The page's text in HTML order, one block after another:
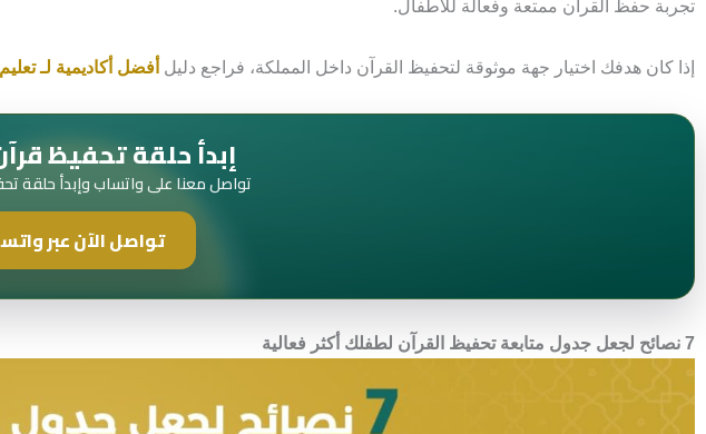
تجربة حفظ القرآن ممتعة وفعالة للأطفال.
إذا كان هدفك اختيار جهة موثوقة لتحفيظ القرآن داخل المملكة، فراجع دليل أفضل أكاديمية لـ
إبدأ حلقة تحفيظ
تواصل معنا على واتساب وإبدأ حلقة
تواصل الآن عبر
7 نصائح لجعل جدول متابعة تحفيظ القرآن لطفلك أكثر فعالية